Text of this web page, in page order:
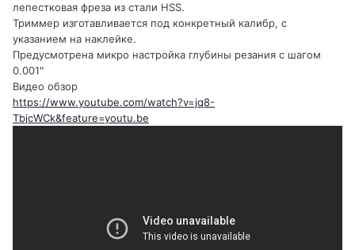
лепестковая фреза из стали HSS.
Триммер изготавливается под конкретный калибр, с
указанием на наклейке.
Предусмотрена микро настройка глубины резания с шагом
0.001"
Видео обзор
https://www.youtube.com/watch?v=jq8-
TbjcWCk&feature=youtu.be